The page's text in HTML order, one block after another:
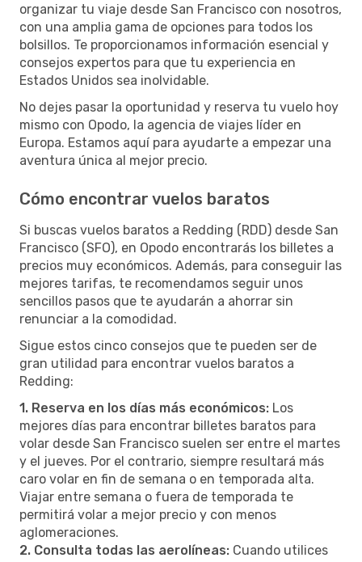
organizar tu viaje desde San Francisco con nosotros,
con una amplia gama de opciones para todos los
bolsillos. Te proporcionamos información esencial y
consejos expertos para que tu experiencia en
Estados Unidos sea inolvidable.
No dejes pasar la oportunidad y reserva tu vuelo hoy
mismo con Opodo, la agencia de viajes líder en
Europa. Estamos aquí para ayudarte a empezar una
aventura única al mejor precio.
Cómo encontrar vuelos baratos
Si buscas vuelos baratos a Redding (RDD) desde San
Francisco (SFO), en Opodo encontrarás los billetes a
precios muy económicos. Además, para conseguir las
mejores tarifas, te recomendamos seguir unos
sencillos pasos que te ayudarán a ahorrar sin
renunciar a la comodidad.
Sigue estos cinco consejos que te pueden ser de
gran utilidad para encontrar vuelos baratos a
Redding:
1. Reserva en los días más económicos: Los
mejores días para encontrar billetes baratos para
volar desde San Francisco suelen ser entre el martes
y el jueves. Por el contrario, siempre resultará más
caro volar en fin de semana o en temporada alta.
Viajar entre semana o fuera de temporada te
permitirá volar a mejor precio y con menos
aglomeraciones.
2. Consulta todas las aerolíneas: Cuando utilices